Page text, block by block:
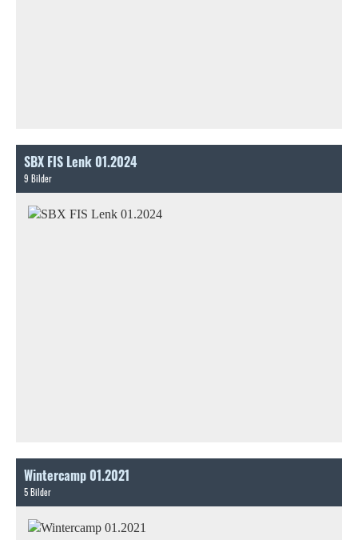
SBX FIS Lenk 01.2024
9 Bilder
Wintercamp 01.2021
5 Bilder